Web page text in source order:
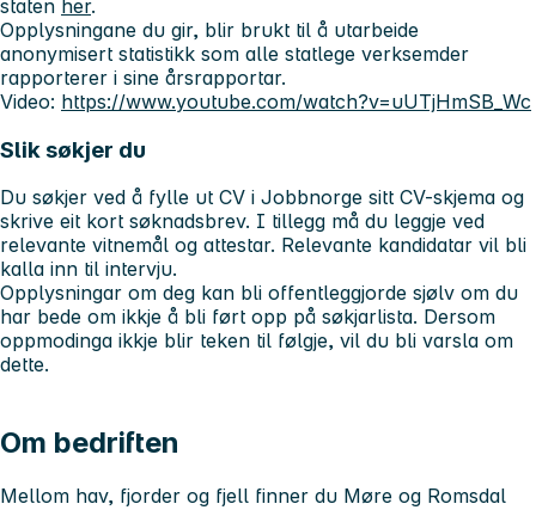
staten her.
Opplysningane du gir, blir brukt til å utarbeide
anonymisert statistikk som alle statlege verksemder
rapporterer i sine årsrapportar.
Video: https://www.youtube.com/watch?v=uUTjHmSB_Wc
Slik søkjer du
Du søkjer ved å fylle ut CV i Jobbnorge sitt CV-skjema og
skrive eit kort søknadsbrev. I tillegg må du leggje ved
relevante vitnemål og attestar. Relevante kandidatar vil bli
kalla inn til intervju.
Opplysningar om deg kan bli offentleggjorde sjølv om du
har bede om ikkje å bli ført opp på søkjarlista. Dersom
oppmodinga ikkje blir teken til følgje, vil du bli varsla om
dette.
Om bedriften
Mellom hav, fjorder og fjell finner du Møre og Romsdal